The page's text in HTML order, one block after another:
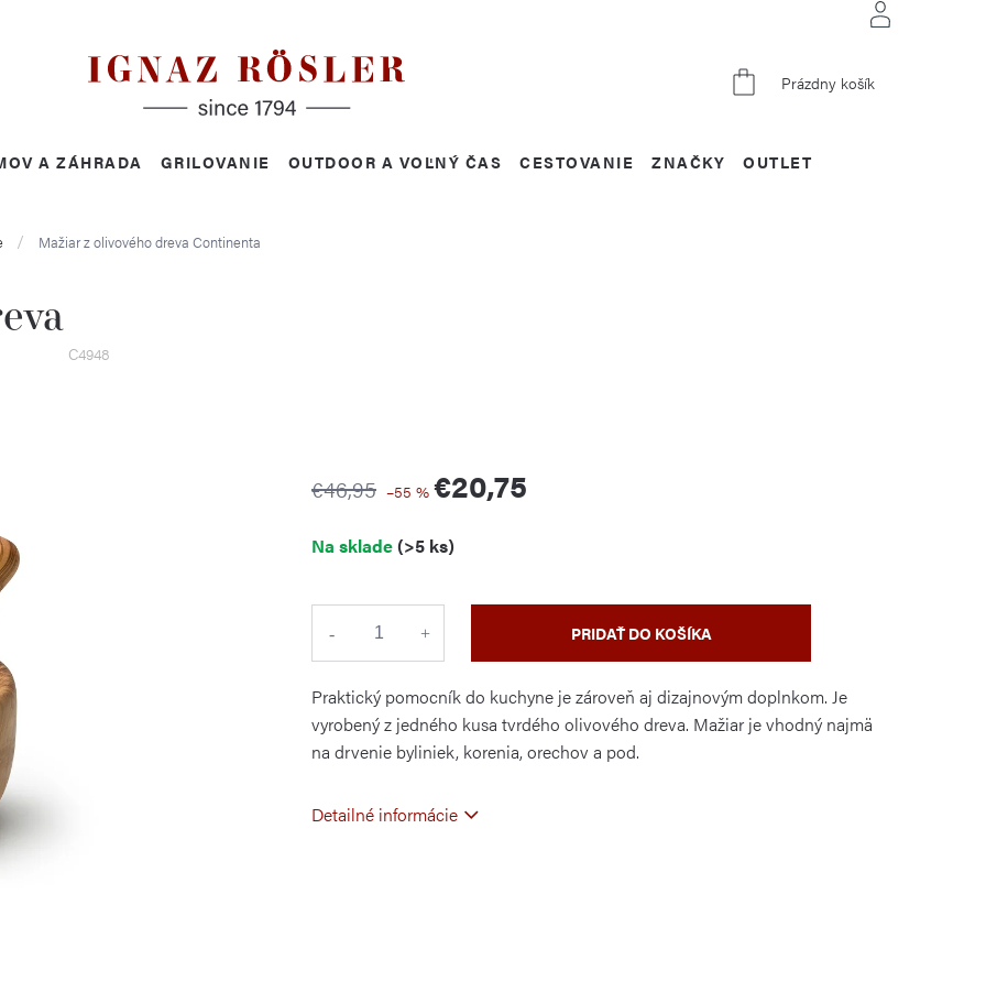
NÁKUPNÝ
Prázdny košík
A ZÁHRADA GRILOVANIE OUTDOOR A VOĽNÝ ČAS CESTOVANIE OUTLET
ZNAČKY
Mažiar z olivového dreva Continenta
C4948
€46,95 –55 % €20,75
cena:
Na sklade(>5 ks)
PRIDAŤ DO KOŠÍKA
Praktický pomocník do kuchyne je zároveň aj dizajnovým doplnkom. Je
vyrobený z jedného kusa tvrdého olivového dreva. Mažiar je vhodný najmä
na drvenie byliniek, korenia, orechov a pod.
Detailné informácie